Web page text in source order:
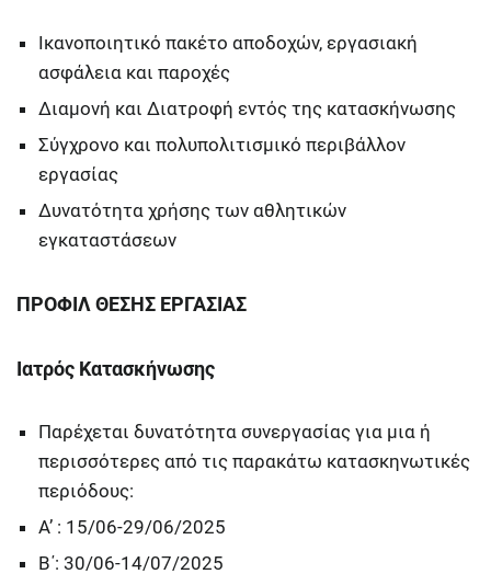
Ικανοποιητικό πακέτο αποδοχών, εργασιακή
ασφάλεια και παροχές
Διαμονή και Διατροφή εντός της κατασκήνωσης
Σύγχρονο και πολυπολιτισμικό περιβάλλον
εργασίας
Δυνατότητα χρήσης των αθλητικών
εγκαταστάσεων
ΠΡΟΦΙΛ ΘΕΣΗΣ ΕΡΓΑΣΙΑΣ
Ιατρός Κατασκήνωσης
Παρέχεται δυνατότητα συνεργασίας για μια ή
περισσότερες από τις παρακάτω κατασκηνωτικές
περιόδους:
Α’ : 15/06-29/06/2025
Β΄: 30/06-14/07/2025